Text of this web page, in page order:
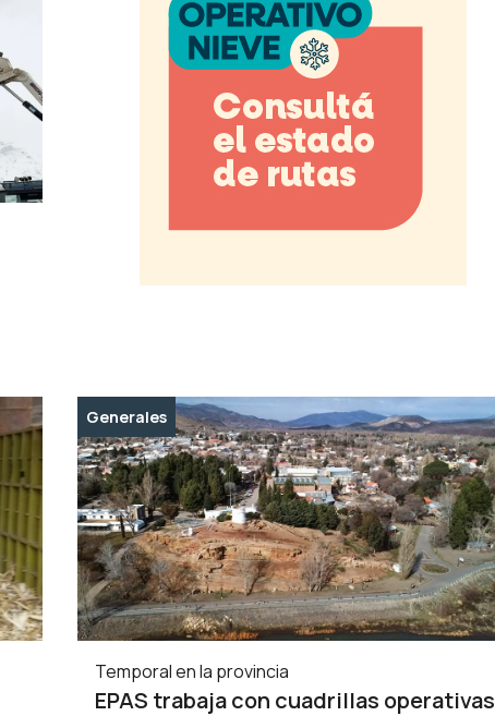
Generales
Temporal en la provincia
EPAS trabaja con cuadrillas operativas